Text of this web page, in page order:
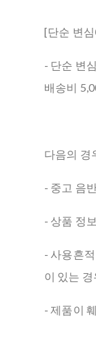
[단순 변
- 단순 변
배송비
다음의 경
- 중고 음
- 상품 정
- 사용흔
이 있는 경
- 제품이